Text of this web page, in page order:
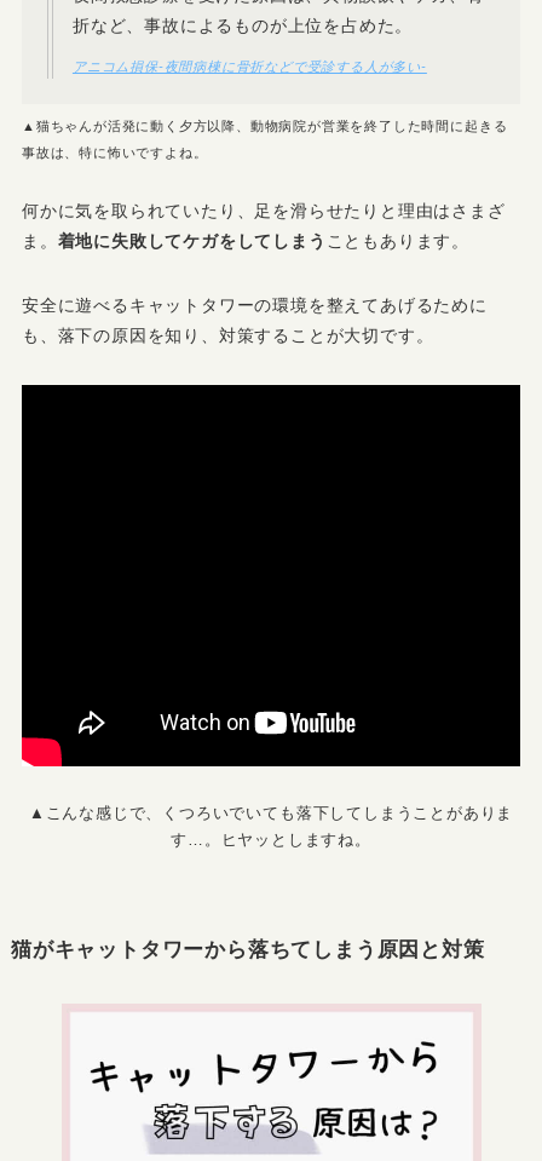
折など、事故によるものが上位を占めた。
アニコム損保-夜間病棟に骨折などで受診する人が多い-
▲猫ちゃんが活発に動く夕方以降、動物病院が営業を終了した時間に起きる
事故は、特に怖いですよね。
何かに気を取られていたり、足を滑らせたりと理由はさまざ
ま。 着地に失敗してケガをしてしまう こともあります。
安全に遊べるキャットタワーの環境を整えてあげるために
も、落下の原因を知り、対策することが大切です。
▲こんな感じで、くつろいでいても落下してしまうことがありま
す…。ヒヤッとしますね。
猫がキャットタワーから落ちてしまう原因と対策